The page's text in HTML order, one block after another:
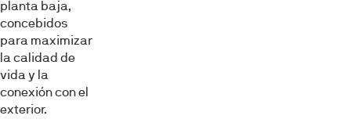
planta baja,
concebidos
para maximizar
la calidad de
vida y la
conexión con el
exterior.